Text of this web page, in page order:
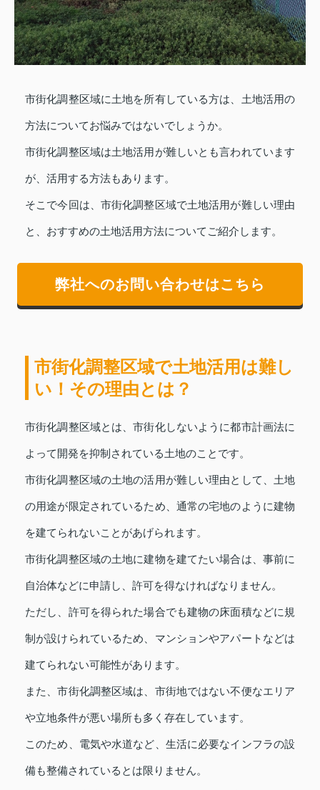
市街化調整区域に土地を所有している方は、土地活用の
方法についてお悩みではないでしょうか。
市街化調整区域は土地活用が難しいとも言われています
が、活用する方法もあります。
そこで今回は、市街化調整区域で土地活用が難しい理由
と、おすすめの土地活用方法についてご紹介します。
弊社へのお問い合わせはこちら
市街化調整区域で土地活用は難し
い！その理由とは？
市街化調整区域とは、市街化しないように都市計画法に
よって開発を抑制されている土地のことです。
市街化調整区域の土地の活用が難しい理由として、土地
の用途が限定されているため、通常の宅地のように建物
を建てられないことがあげられます。
市街化調整区域の土地に建物を建てたい場合は、事前に
自治体などに申請し、許可を得なければなりません。
ただし、許可を得られた場合でも建物の床面積などに規
制が設けられているため、マンションやアパートなどは
建てられない可能性があります。
また、市街化調整区域は、市街地ではない不便なエリア
や立地条件が悪い場所も多く存在しています。
このため、電気や水道など、生活に必要なインフラの設
備も整備されているとは限りません。